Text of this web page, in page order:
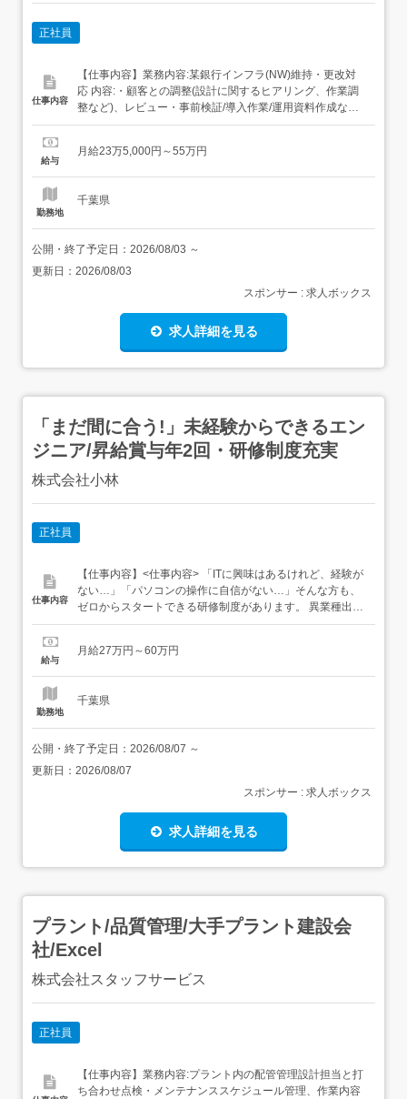
正社員
仕事内容
【仕事内容】業務内容:某銀行インフラ(NW)維持・更改対
応 内容:・顧客との調整(設計に関するヒアリング、作業調
整など)、レビュー・事前検証/導入作業/運用資料作成など
ネットワーク構築に関わる一連の業務[主に扱う機器]ネット
アウォール(Fortigate)、負荷分散装置(BIG-IP)、トラフィッ
給与
月給23万5,000円～55万円
勤務地
千葉県
公開・終了予定日： 2026/08/03 ～
更新日： 2026/08/03
スポンサー : 求人ボックス
求人詳細を見る
「まだ間に合う!」未経験からできるエン
ジニア/昇給賞与年2回・研修制度充実
株式会社小林
正社員
仕事内容
【仕事内容】<仕事内容> 「ITに興味はあるけれど、経験が
ない…」「パソコンの操作に自信がない…」そんな方も、
ゼロからスタートできる研修制度があります。 異業種出身
の先輩も多数活躍中!/・飲食業 接客業 営業 建設業 ホテルス
制が充実!「学歴・職歴・スキルに関係なく成長できる環境
給与
月給27万円～60万円
勤務地
千葉県
公開・終了予定日： 2026/08/07 ～
更新日： 2026/08/07
スポンサー : 求人ボックス
求人詳細を見る
プラント/品質管理/大手プラント建設会
社/Excel
株式会社スタッフサービス
正社員
【仕事内容】業務内容:プラント内の配管管理設計担当と打
ち合わせ点検・メンテナンススケジュール管理、作業内容